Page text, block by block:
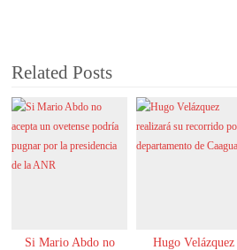
Related Posts
Si Mario Abdo no
Hugo Velázquez